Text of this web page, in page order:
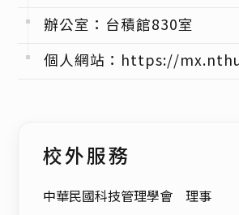
辦公室：台積館830室
個人網站：https://
校外服務
中華民國科技管理學會 理事